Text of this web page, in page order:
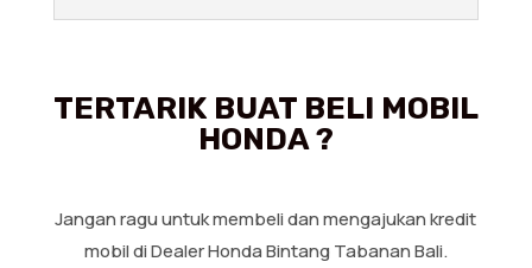
TERTARIK BUAT BELI MOBIL
HONDA ?
Jangan ragu untuk membeli dan mengajukan kredit
mobil di Dealer Honda Bintang Tabanan Bali.